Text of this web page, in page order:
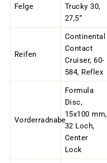
Felge
Trucky 30,
27,5“
Reifen
Continental
Contact
Cruiser, 60-
584, Reflex
Vorderradnabe
Formula
Disc,
15x100 mm,
32 Loch,
Center
Lock